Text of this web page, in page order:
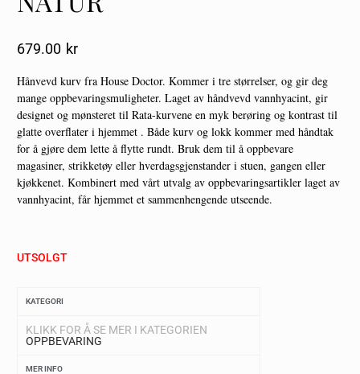
679.00 Kr
Hånvevd kurv fra House Doctor. Kommer i tre størrelser, og gir deg
mange oppbevaringsmuligheter. Laget av håndvevd vannhyacint, gir
designet og mønsteret til Rata-kurvene en myk berøring og kontrast til
glatte overflater i hjemmet . Både kurv og lokk kommer med håndtak
for å gjøre dem lette å flytte rundt. Bruk dem til å oppbevare
magasiner, strikketøy eller hverdagsgjenstander i stuen, gangen eller
kjøkkenet. Kombinert med vårt utvalg av oppbevaringsartikler laget av
vannhyacint, får hjemmet et sammenhengende utseende.
UTSOLGT
KATEGORI
KLIKK FOR Å SE MER I KATEGORIEN
OPPBEVARING
MER INFO